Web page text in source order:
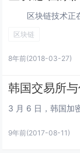
区块链
8年前(2018-03-27)
9年前(2017-08-11)